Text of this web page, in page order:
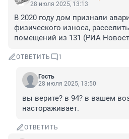
28 июля 2025, 13:13
В 2020 году дом признали
физического износа,
помещений из 131 (РИА
ОТВЕТИТЬ 1
Гость
28 июля 2025, 13:50
вы верите? в 94? в вашем
настораживает.
ОТВЕТИТЬ